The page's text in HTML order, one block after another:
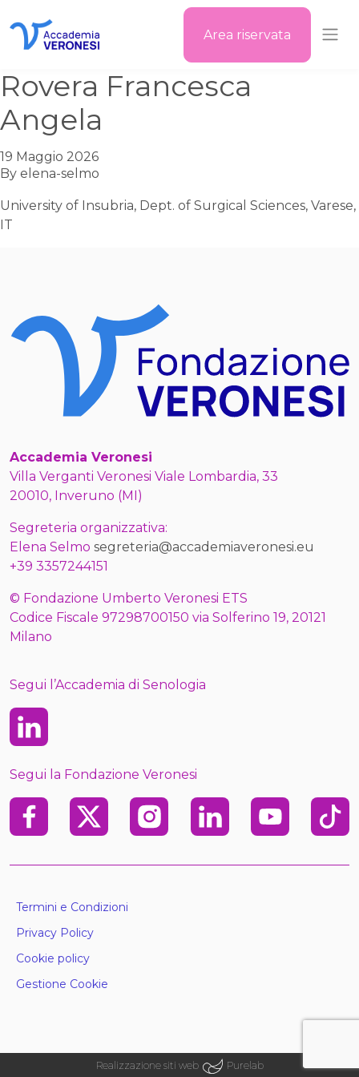
Area riservata
Rovera Francesca
Angela
19 Maggio 2026
By elena-selmo
University of Insubria, Dept. of Surgical Sciences, Varese,
IT
Accademia Veronesi
Villa Verganti Veronesi Viale Lombardia, 33
20010, Inveruno (MI)
Segreteria organizzativa:
Elena Selmo segreteria@accademiaveronesi.eu
+39 3357244151
© Fondazione Umberto Veronesi ETS
Codice Fiscale 97298700150 via Solferino 19, 20121
Milano
Segui l’Accademia di Senologia
Linkedin
Segui la Fondazione Veronesi
FacebookX InstagramLinkedin Youtube TikTok
Termini e Condizioni
Privacy Policy
Cookie policy
Gestione Cookie
Realizzazione siti web Purelab